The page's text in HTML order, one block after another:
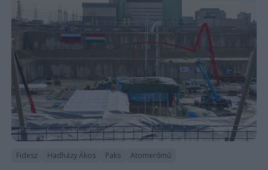
Fidesz Hadházy Ákos Paks Atomerőmű